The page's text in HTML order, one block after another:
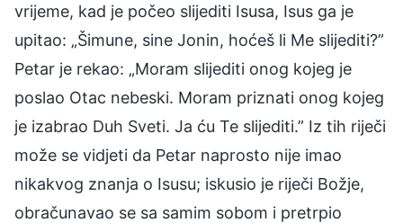
vrijeme, kad je počeo slijediti Isusa, Isus ga je
upitao: „Šimune, sine Jonin, hoćeš li Me slijediti?”
Petar je rekao: „Moram slijediti onog kojeg je
poslao Otac nebeski. Moram priznati onog kojeg
je izabrao Duh Sveti. Ja ću Te slijediti.” Iz tih riječi
može se vidjeti da Petar naprosto nije imao
nikakvog znanja o Isusu; iskusio je riječi Božje,
obračunavao se sa samim sobom i pretrpio